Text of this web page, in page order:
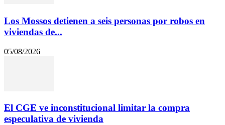
Los Mossos detienen a seis personas por robos en
viviendas de...
05/08/2026
El CGE ve inconstitucional limitar la compra
especulativa de vivienda